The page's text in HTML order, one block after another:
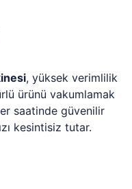
, yüksek verimlilik
ürünü vakumlamak
saatinde güvenilir
kesintisiz tutar.